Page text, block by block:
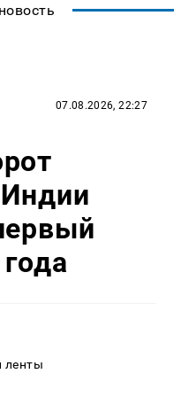
07.08.2026, 22:27
ленты